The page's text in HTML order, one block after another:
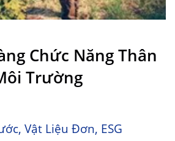
Chức Năng Thân
Trường
Vật Liệu Đơn, ESG